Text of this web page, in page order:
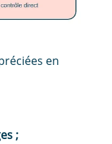
en
;